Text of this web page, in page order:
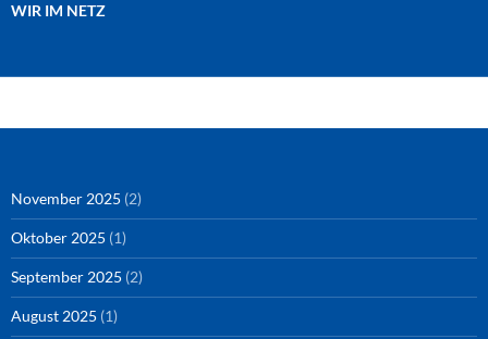
WIR IM NETZ
November 2025 (2)
Oktober 2025 (1)
September 2025 (2)
August 2025 (1)